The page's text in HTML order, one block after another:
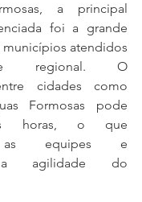
a principal
foi a grande
municípios atendidos
regional. O
cidades como
Formosas pode
horas, o que
as equipes e
a agilidade do